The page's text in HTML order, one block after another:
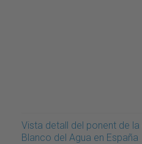
Vista detall del ponent de
Blanco del Agua en España